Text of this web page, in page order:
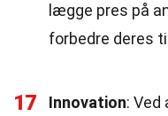
lægge pres på
forbedre deres
17 Innovation: Ved